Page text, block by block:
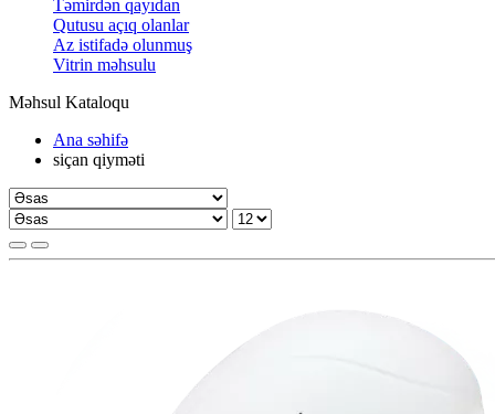
Təmirdən qayıdan
Qutusu açıq olanlar
Az istifadə olunmuş
Vitrin məhsulu
Məhsul Kataloqu
Ana səhifə
siçan qiyməti